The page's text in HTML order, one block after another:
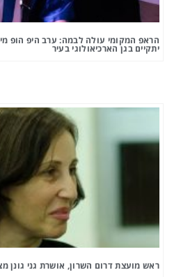
הראפ המקומי עולה לבמה: ערב היפ הופ
יתקיים בגן הארכיאולוגי בעיר
ראש מועצת דרום השרון, אושרת גני גונן